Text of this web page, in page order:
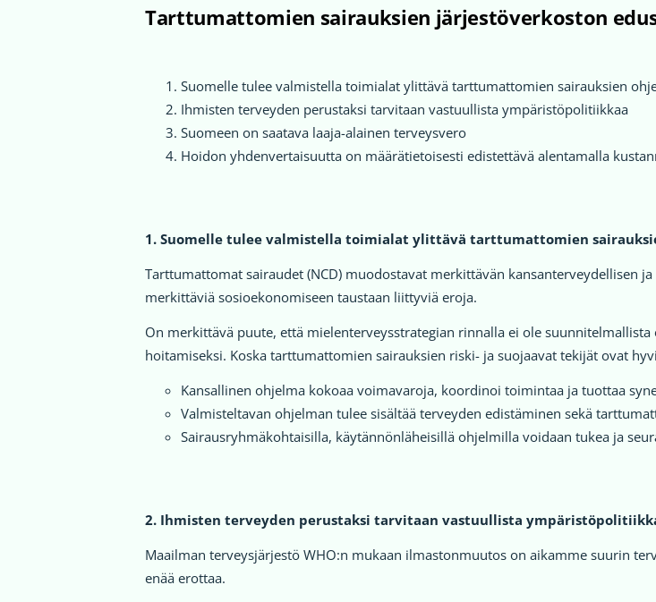
Tarttumattomien sairauksien järjestöverkoston
Suomelle tulee valmistella toimialat ylittävä tarttumattomien sairauksien
Ihmisten terveyden perustaksi tarvitaan vastuullista ympäristöpolitiikkaa
Suomeen on saatava laaja-alainen terveysvero
Hoidon yhdenvertaisuutta on määrätietoisesti edistettävä alentamalla
1. Suomelle tulee valmistella toimialat ylittävä tarttumattomien
Tarttumattomat sairaudet (NCD) muodostavat merkittävän kansanterveydellisen
merkittäviä sosioekonomiseen taustaan liittyviä eroja.
On merkittävä puute, että mielenterveysstrategian rinnalla ei ole
hoitamiseksi. Koska tarttumattomien sairauksien riski- ja suojaavat tekijät ovat
Kansallinen ohjelma kokoaa voimavaroja, koordinoi toimintaa ja tuottaa
Valmisteltavan ohjelman tulee sisältää terveyden edistäminen sekä
Sairausryhmäkohtaisilla, käytännönläheisillä ohjelmilla voidaan tukea ja
2. Ihmisten terveyden perustaksi tarvitaan vastuullista
Maailman terveysjärjestö WHO:n mukaan ilmastonmuutos on aikamme suurin
enää erottaa.